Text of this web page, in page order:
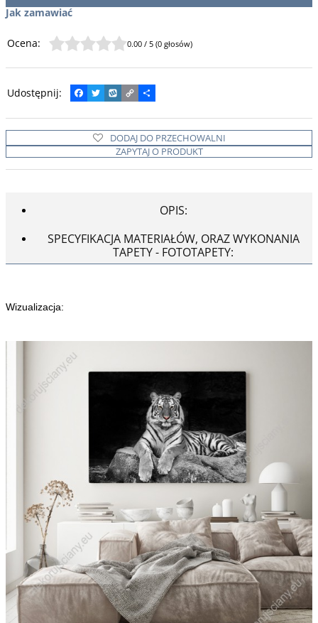
Jak zamawiać
Ocena: 0.00 / 5 (0 głosów)
Udostępnij:
F
a
c
e
o
o
k
T
w
i
t
t
e
r
W
y
k
o
p
C
o
p
y
L
i
n
k
P
o
d
z
i
e
l
s
DODAJ DO PRZECHOWALNI
ZAPYTAJ O PRODUKT
OPIS:
SPECYFIKACJA MATERIAŁÓW, ORAZ WYKONANIA
TAPETY - FOTOTAPETY:
Wizualizacja: